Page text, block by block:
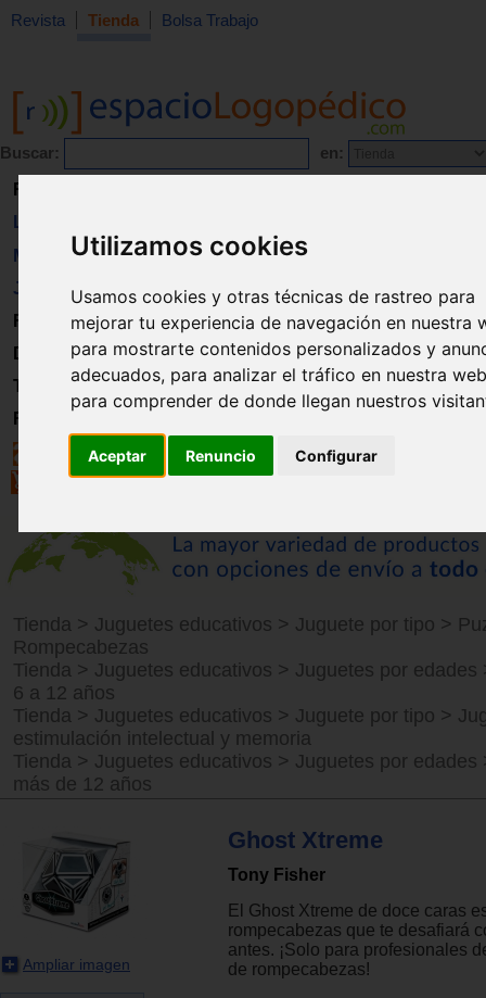
Utilizamos cookies
Usamos cookies y otras técnicas de rastreo para
mejorar tu experiencia de navegación en nuestra
para mostrarte contenidos personalizados y
adecuados, para analizar el tráfico en nuestra
para comprender de donde llegan nuestros
Aceptar Renuncio Configurar
Revista Tienda Bolsa Trabajo
Buscar: en:
Revista
Libros
Material
Juguetes
Formación
Directorio
Trabajo
Registro
Tienda > Juguetes educativos > Juguete por tipo >
Rompecabezas
Tienda > Juguetes educativos > Juguetes por edades
6 a 12 años
Tienda > Juguetes educativos > Juguete por tipo >
estimulación intelectual y memoria
Tienda > Juguetes educativos > Juguetes por edades
más de 12 años
Ampliar imagen
Ghost Xtreme
Tony Fisher
El Ghost Xtreme de doce caras
rompecabezas que te desafiará
antes. ¡Solo para profesionales
de rompecabezas!